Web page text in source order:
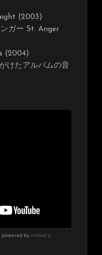
(2003)
ガー St. Anger
(2004)
けたアルバムの音